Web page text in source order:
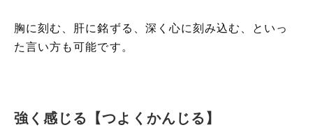
胸に刻む、肝に銘ずる、深く心に刻み込む、といっ
た言い方も可能です。
強く感じる【つよくかんじる】